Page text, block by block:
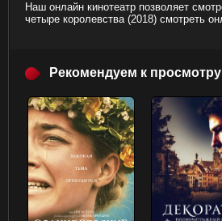
Наш онлайн кинотеатр позволяет
четыре королевства (2018) смотреть
Рекомендуем к